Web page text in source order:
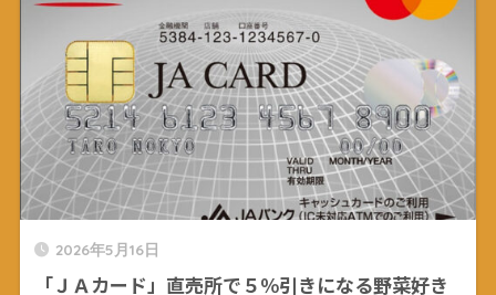
2026年5月16日
「ＪＡカード」直売所で５％引きになる野菜好き